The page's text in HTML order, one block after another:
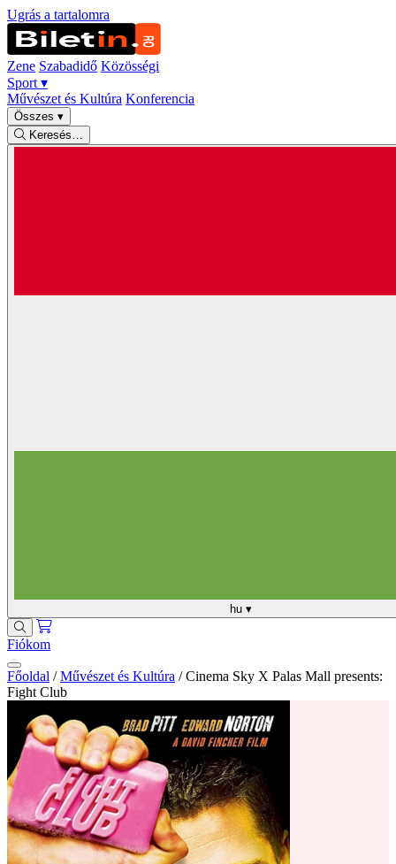
Ugrás a tartalomra
Zene Szabadidő Közösségi
Sport ▾
Művészet és Kultúra Konferencia
Összes ▾
Keresés…
hu ▾
Fiókom
Főoldal / Művészet és Kultúra / Cinema Sky X Palas Mall presents:
Fight Club